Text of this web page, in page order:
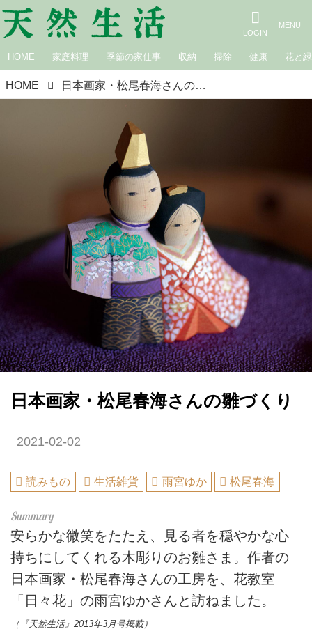
HOME 家庭料理 季節の家仕事 収納 掃除 健康 花と緑
HOME 日本画家・松尾春海さんの雛づくり
日本画家・松尾春海さんの雛づくり
2021-02-02
読みもの 生活雑貨 雨宮ゆか 松尾春海
安らかな微笑をたたえ、見る者を穏やかな心
持ちにしてくれる木彫りのお雛さま。作者の
日本画家・松尾春海さんの工房を、花教室
「日々花」の雨宮ゆかさんと訪ねました。
（『天然生活』2013年3月号掲載）